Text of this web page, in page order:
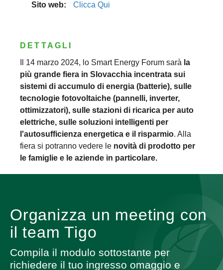
Sito web:
Clicca Qui
DETTAGLI
Il 14 marzo 2024, lo Smart Energy Forum sarà la
più grande fiera in Slovacchia incentrata sui
sistemi di accumulo di energia (batterie), sulle
tecnologie fotovoltaiche (pannelli, inverter,
ottimizzatori), sulle stazioni di ricarica per auto
elettriche, sulle soluzioni intelligenti per
l'autosufficienza energetica e il risparmio. Alla
fiera si potranno vedere le novità di prodotto per
le famiglie e le aziende in particolare.
Organizza un meeting con
il team Tigo
Compila il modulo sottostante per
richiedere il tuo ingresso omaggio e